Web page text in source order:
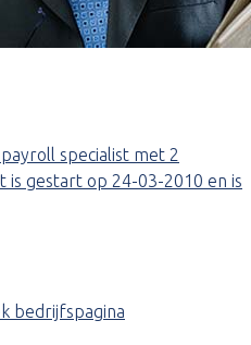
specialist met 2
is gestart op 24-03-2010 en is
bedrijfspagina